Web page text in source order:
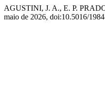
AGUSTINI, J. A., E. P.
maio de 2026, doi:10.5016/